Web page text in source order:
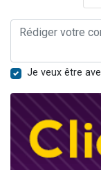
Je veux être